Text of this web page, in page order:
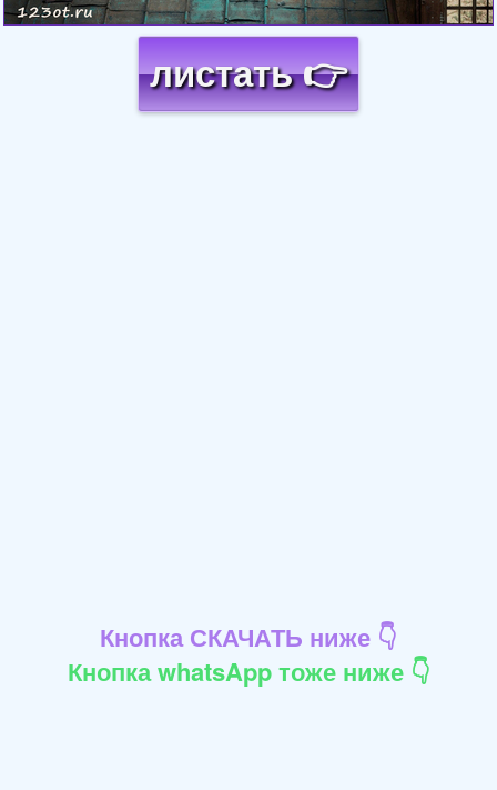
листать 👉
Кнопка СКАЧАТЬ ниже 👇
Кнопка whatsApp тоже ниже 👇